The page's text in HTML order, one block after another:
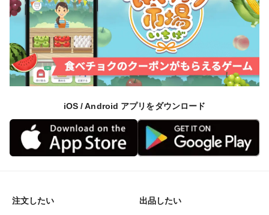
iOS / Android アプリをダウンロード
注文したい 出品したい